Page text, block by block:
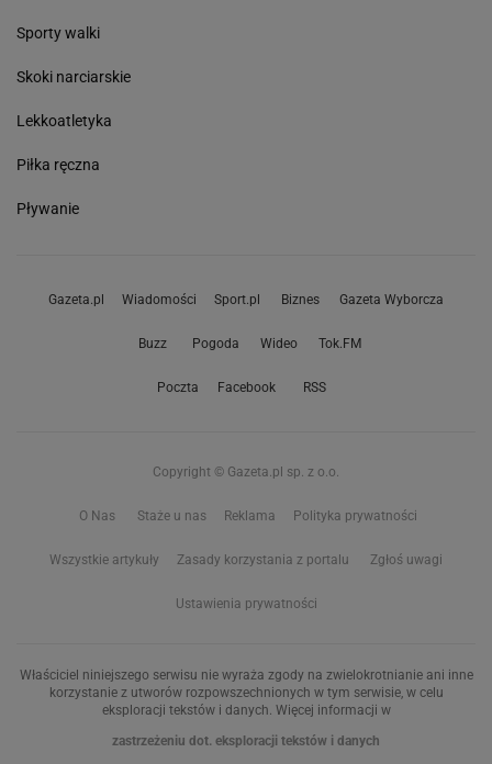
Sporty walki
Skoki narciarskie
Lekkoatletyka
Piłka ręczna
Pływanie
Gazeta.pl Wiadomości Sport.pl Biznes Gazeta Wyborcza
Buzz Pogoda Wideo Tok.FM
Poczta Facebook RSS
Copyright © Gazeta.pl sp. z o.o.
O Nas Staże u nas Reklama Polityka prywatności
Wszystkie artykuły Zasady korzystania z portalu Zgłoś uwagi
Ustawienia prywatności
Właściciel niniejszego serwisu nie wyraża zgody na zwielokrotnianie ani inne
korzystanie z utworów rozpowszechnionych w tym serwisie, w celu
eksploracji tekstów i danych. Więcej informacji w
zastrzeżeniu dot. eksploracji tekstów i danych